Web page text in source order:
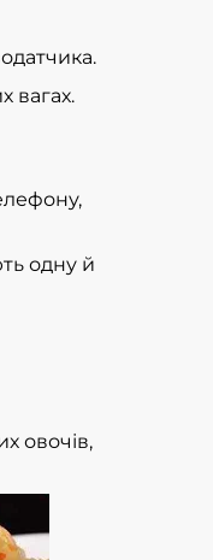
вагах.
одну й
овочів,